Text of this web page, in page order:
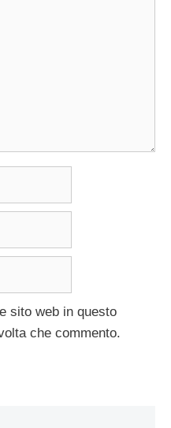
sito web in questo
che commento.